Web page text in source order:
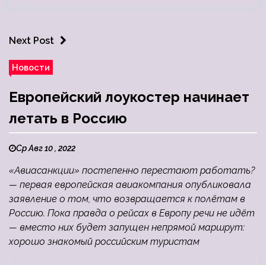
Next Post
Новости
Европейский лоукостер начинает
летать в Россию
Ср Авг 10 , 2022
«Авиасанкции» постепенно перестают работать?
— первая европейская авиакомпания опубликовала
заявление о том, что возвращается к полётам в
Россию. Пока правда о рейсах в Европу речи не идёт
— вместо них будет запущен непрямой маршрут:
хорошо знакомый российским туристам